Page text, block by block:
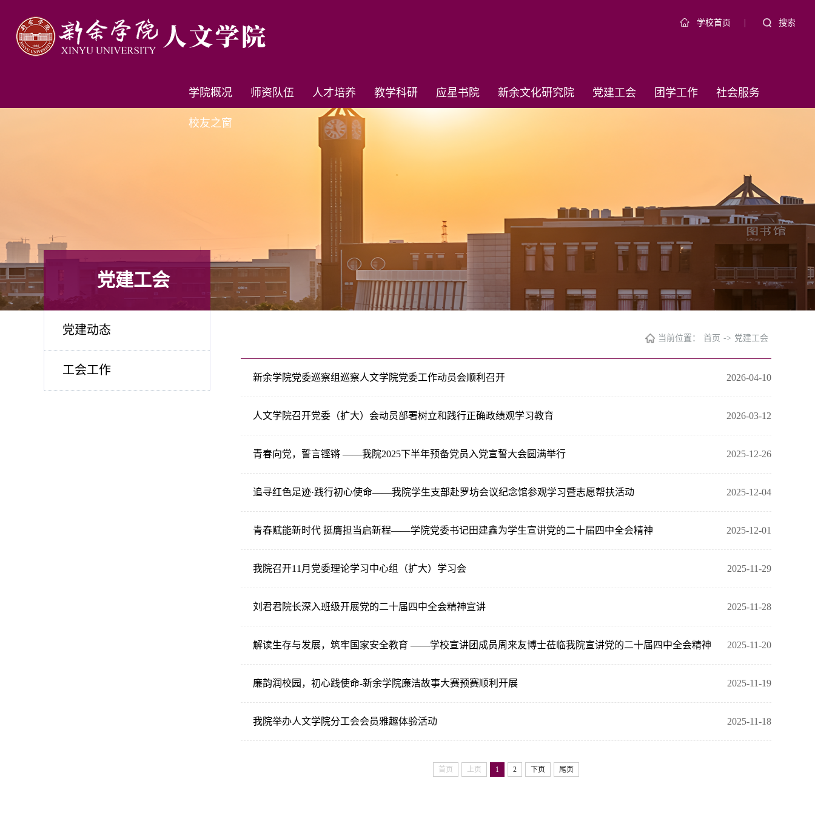
学校首页 | 搜索
学院概况 师资队伍 人才培养 教学科研 应星书院 新余文化研究院 党建工会 团学工作 社会服务
校友之窗
党建工会
党建动态
工会工作
当前位置： 首页 -> 党建工会
2026-04-10
新余学院党委巡察组巡察人文学院党委工作动员会顺利召开
2026-03-12
人文学院召开党委（扩大）会动员部署树立和践行正确政绩观学习教育
2025-12-26
青春向党，誓言铿锵 ——我院2025下半年预备党员入党宣誓大会圆满举行
2025-12-04
追寻红色足迹·践行初心使命——我院学生支部赴罗坊会议纪念馆参观学习暨志愿帮扶活动
2025-12-01
青春赋能新时代 挺膺担当启新程——学院党委书记田建鑫为学生宣讲党的二十届四中全会精神
2025-11-29
我院召开11月党委理论学习中心组（扩大）学习会
2025-11-28
刘君君院长深入班级开展党的二十届四中全会精神宣讲
2025-11-20
解读生存与发展，筑牢国家安全教育 ——学校宣讲团成员周来友博士莅临我院宣讲党的二十届四中全会精神
2025-11-19
廉韵润校园，初心践使命-新余学院廉洁故事大赛预赛顺利开展
2025-11-18
我院举办人文学院分工会会员雅趣体验活动
首页 上页 1 2 下页 尾页